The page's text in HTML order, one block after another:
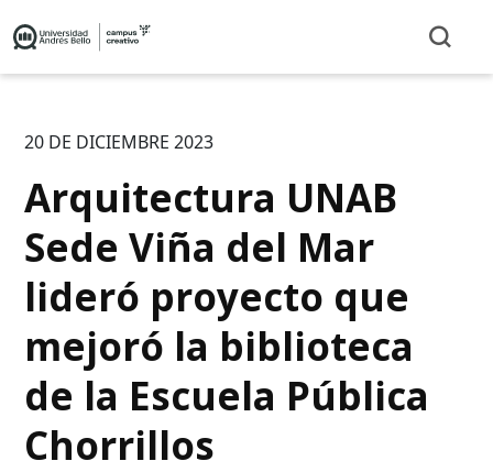
20 DE DICIEMBRE 2023
Arquitectura UNAB
Sede Viña del Mar
lideró proyecto que
mejoró la biblioteca
de la Escuela Pública
Chorrillos